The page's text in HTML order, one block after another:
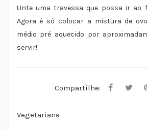
Unte uma travessa que possa ir ao
Agora é só colocar a mistura de
médio pré aquecido por
servir!
Compartilhe:
Vegetariana